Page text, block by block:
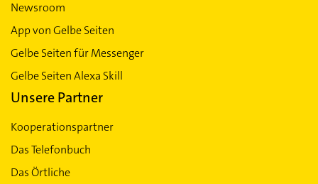
Newsroom
App von Gelbe Seiten
Gelbe Seiten für Messenger
Gelbe Seiten Alexa Skill
Unsere Partner
Kooperationspartner
Das Telefonbuch
Das Örtliche